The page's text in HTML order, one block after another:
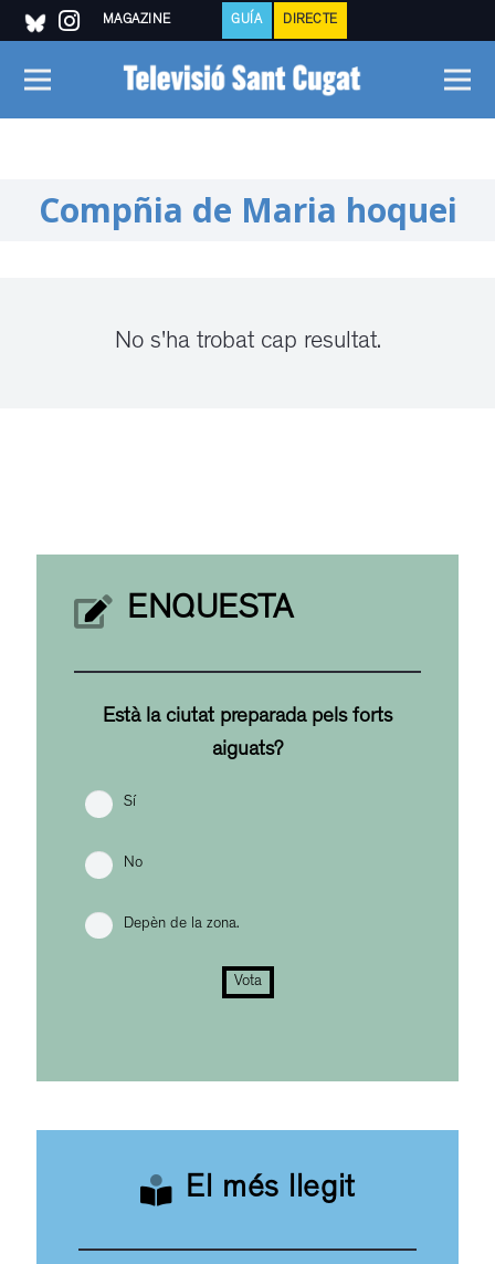
MAGAZINE GUÍA DIRECTE
Compñia de Maria hoquei
No s'ha trobat cap resultat.
ENQUESTA
Està la ciutat preparada pels forts
aiguats?
Sí
No
Depèn de la zona.
Vota
El més llegit